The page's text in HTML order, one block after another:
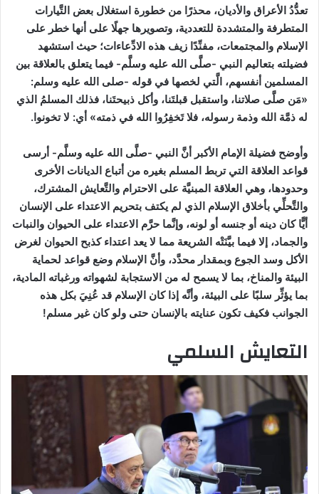
تعدُّدُ الأعراق والأديان، محذرًا من خطورة استغلال بعض التَّيارات
المتطرفة والمتشددة للتعددية، وتصويرها جهلًا على أنها خطر على
الإسلام والمجتمعات، مفنِّدًا زيف هذه الادِّعاءات؛ حيث استشهد
فضيلته بتعاليم النبي -صلَّى الله عليه وسلَّم- فيما يتعلق بالعلاقة بين
المسلمين أنفسهم، الَّتي لخصها في قوله -صلى الله عليه وسلم:
«مَن صلَّى صلاتنا، واستقبل قبلتَنا، وأكل ذبيحتَنا، فذلك المسلمُ الذي
له ذمَّة الله وذمة رسوله، فلا تَخفِرُوا الله في ذمته» أي: لا تخونوا.
وأوضح فضيلة الإمام الأكبر أنَّ النبي -صلَّى الله عليه وسلَّم- أرسى
قواعد العلاقة التي تربط المسلم بغيره من أتباع الديانات الأخرى
وحدودها، وهي العلاقة المبنيَّة على الاحترام والتَّعايش المشترك،
والتَّحلِّي بأخلاق الإسلام الذي لم يكتف بتحريم الاعتداء على الإنسان
أيًّا كان دينه أو جنسه أو لونه، وإنَّما حرَّم الاعتداء على الحيوان والنبات
والجماد، إلا فيما بيَّنَتْه الشريعة مما لا يعد اعتداء كذبح الحيوان لغرض
الأكل وسد الجوع وبمقدار محدَّد، وأنَّ الإسلام وضع قواعد لحماية
البيئة والمناخ، بما لا يسمح له من الاستجابة لشهواته ورغباته المادية،
بما يؤثِّر سلبًا على البيئة، وأنَّه إذا كان الإسلام قد عُنِيَ بكل هذه
الجوانب فكيف تكون عنايته بالإنسان حتى ولو كان غير مسلم!
التعايش السلمي